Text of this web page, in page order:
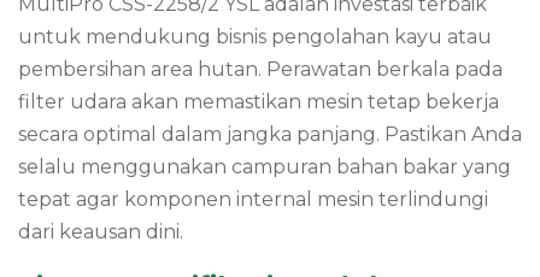
untuk mendukung bisnis pengolahan kayu atau
pembersihan area hutan. Perawatan berkala pada
filter udara akan memastikan mesin tetap bekerja
secara optimal dalam jangka panjang. Pastikan Anda
selalu menggunakan campuran bahan bakar yang
tepat agar komponen internal mesin terlindungi
dari keausan dini.